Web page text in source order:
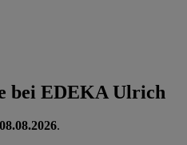
bei EDEKA Ulrich
08.08.2026.